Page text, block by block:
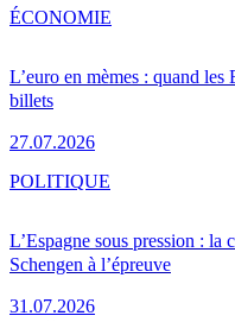
L’euro en mèmes : quand
billets
27.07.2026
ÉCONOMIE
L’Espagne sous pression : la
Schengen à l’épreuve
31.07.2026
POLITIQUE